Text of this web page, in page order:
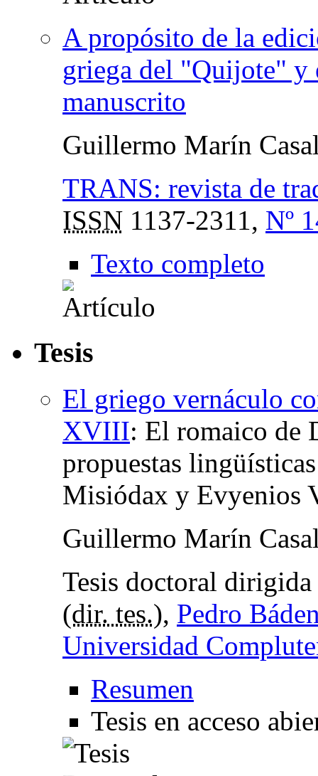
A propósito de la
griega del "Quijote" y
manuscrito
Guillermo Marín
TRANS: revista de
ISSN 1137-2311, Nº
Texto completo
Tesis
El griego vernáculo
XVIII: El romaico de
propuestas
Misiódax y Evyenios
Guillermo Marín
Tesis doctoral
(dir. tes.), Pedro
Universidad
Resumen
Tesis en acceso